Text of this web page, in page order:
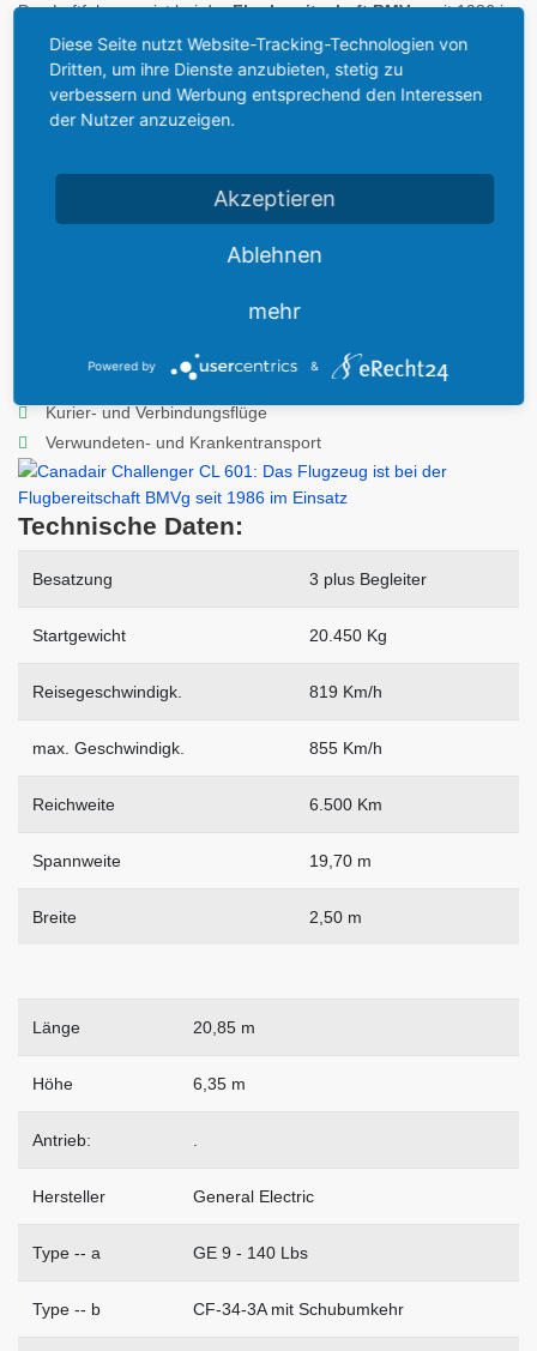
Das Luftfahrzeug ist bei derFlugbereitschaft BMVgseit 1986 im
Einsatz. Die Flugbereitschaft BMVg setzt das Luftfahrzueg
überwiegen für den politisch- und Parlamentarischen Bereich ein.
Für das Bundesminsterium der Verteidigung werden auch
Transport-, Kurier- und Verbindungsflüge ausgeführt. Einsätze
"Sanitätsausstattung" beschafft, die bei Bedarf in das
Luftfahrzeug eingerüstet werden.
Kurier- und Verbindungsflüge
Verwundeten- und Krankentransport
Technische Daten:
Besatzung 3 plus Begleiter
Startgewicht 20.450 Kg
Reisegeschwindigk. 819 Km/h
max. Geschwindigk. 855 Km/h
Reichweite 6.500 Km
Spannweite 19,70 m
Breite 2,50 m
Länge 20,85 m
Höhe 6,35 m
Antrieb:
Hersteller General Electric
Type -- a GE 9 - 140 Lbs
Type -- b CF-34-3A mit Schubumkehr
Diese Seite nutzt Website-Tracking-Technologien von
Dritten, um ihre Dienste anzubieten, stetig zu
verbessern und Werbung entsprechend den Interessen
der Nutzer anzuzeigen.
Akzeptieren
Ablehnen
mehr
Powered by &